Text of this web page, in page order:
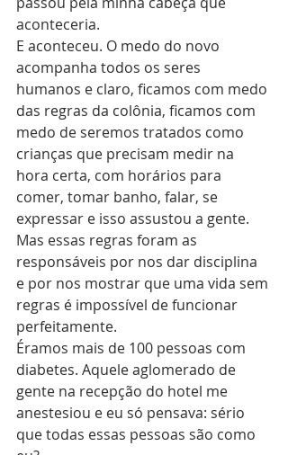
aconteceria.
E aconteceu. O medo do novo
acompanha todos os seres
humanos e claro, ficamos com medo
das regras da colônia, ficamos com
medo de seremos tratados como
crianças que precisam medir na
hora certa, com horários para
comer, tomar banho, falar, se
expressar e isso assustou a gente.
Mas essas regras foram as
responsáveis por nos dar disciplina
e por nos mostrar que uma vida sem
regras é impossível de funcionar
perfeitamente.
Éramos mais de 100 pessoas com
diabetes. Aquele aglomerado de
gente na recepção do hotel me
anestesiou e eu só pensava: sério
que todas essas pessoas são como